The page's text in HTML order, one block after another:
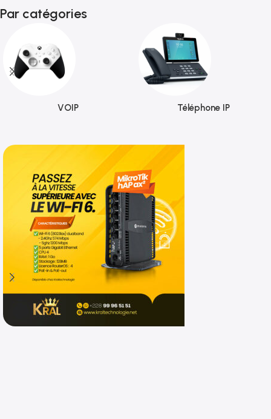
Par catégories
VOIP Téléphone IP